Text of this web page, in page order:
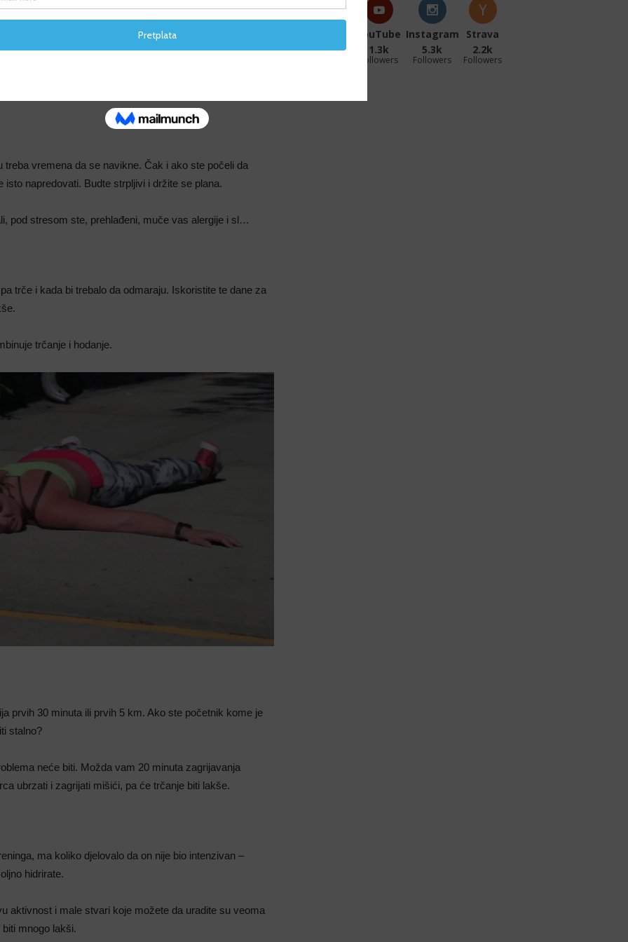
jače udarce svakim korakom. Trčanje će postati
vremena da se navikne. Čak i ako ste počeli da
napredovati. Budte strpljivi i držite se plana.
pod stresom ste, prehlađeni, muče vas alergije i sl…
trče i kada bi trebalo da odmaraju. Iskoristite te dane za
trčanje i hodanje.
prvih 30 minuta ili prvih 5 km. Ako ste početnik kome je
stalno?
neće biti. Možda vam 20 minuta zagrijavanja
ubrzati i zagrijati mišići, pa će trčanje biti lakše.
ma koliko djelovalo da on nije bio intenzivan –
hidrirate.
aktivnost i male stvari koje možete da uradite su veoma
mnogo lakši.
27.1k
YouTube
1.3k
Followers
Instagram
5.3k
Followers
Strava
2.2k
Followers